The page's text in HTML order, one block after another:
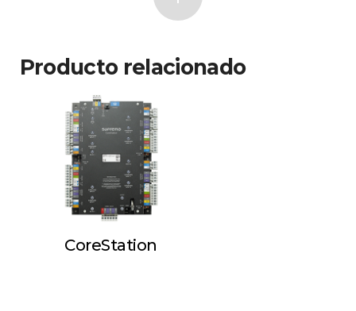
Producto relacionado
CoreStation